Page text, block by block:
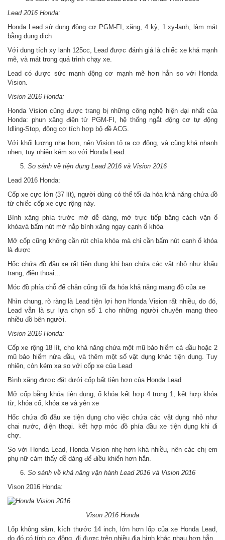
Lead 2016 Honda:
Honda Lead sử dụng động cơ PGM-FI, xăng, 4 kỳ, 1 xy-lanh, làm mát
bằng dung dịch
Với dung tích xy lanh 125cc, Lead được đánh giá là chiếc xe khá mạnh
mẽ, và mát trong quá trình chạy xe.
Lead có được sức mạnh động cơ mạnh mẽ hơn hẳn so với Honda
Vision.
Vision 2016 Honda:
Honda Vision cũng được trang bị những công nghệ hiện đại nhất của
Honda: phun xăng điện tử PGM-FI, hệ thống ngắt động cơ tự động
Idling-Stop, động cơ tích hợp bộ đề ACG.
Với khối lượng nhẹ hơn, nên Vision tỏ ra cơ động, và cũng khá nhanh
nhẹn, tuy nhiên kém so với Honda Lead.
So sánh về tiện dụng Lead 2016 và Vision 2016
Lead 2016 Honda:
Cốp xe cực lớn (37 lít), người dùng có thể tối đa hóa khả năng chứa đồ
từ chiếc cốp xe cực rộng này.
Bình xăng phía trước mở dễ dàng, mở trực tiếp bằng cách vặn ổ
khóavà bấm nút mở nắp bình xăng ngay cạnh ổ khóa
Mở cốp cũng không cần rút chìa khóa mà chỉ cần bấm nút cạnh ổ khóa
là được
Hốc chứa đồ đầu xe rất tiện dụng khi bạn chứa các vật nhỏ như khẩu
trang, điện thoại…
Móc đồ phía chỗ để chân cũng tối đa hóa khả năng mang đồ của xe
Nhìn chung, rõ ràng là Lead tiện lợi hơn Honda Vision rất nhiều, do đó,
Lead vẫn là sự lựa chọn số 1 cho những người chuyên mang theo
nhiều đồ bên người.
Vision 2016 Honda:
Cốp xe rộng 18 lít, cho khả năng chứa một mũ bảo hiểm cả đầu hoặc 2
mũ bảo hiểm nửa đầu, và thêm một số vật dụng khác tiện dụng. Tuy
nhiên, còn kém xa so với cốp xe của Lead
Bình xăng được đặt dưới cốp bất tiện hơn của Honda Lead
Mở cốp bằng khóa tiện dụng, ổ khóa kết hợp 4 trong 1, kết hợp khóa
từ, khóa cổ, khóa xe và yên xe
Hốc chứa đồ đầu xe tiện dụng cho việc chứa các vật dụng nhỏ như
chai nước, điện thoại. kết hợp móc đồ phía đầu xe tiện dụng khi đi
chợ.
So với Honda Lead, Honda Vision nhẹ hơn khá nhiều, nên các chị em
phụ nữ cảm thấy dễ dàng để điều khiển hơn hẳn.
So sánh về khả năng vận hành Lead 2016 và Vision 2016
Vison 2016 Honda:
Vison 2016 Honda
Lốp không săm, kích thước 14 inch, lớn hơn lốp của xe Honda Lead,
do đó có tính cơ động, đi được trên nhiều địa hình khác nhau hơn hẳn.